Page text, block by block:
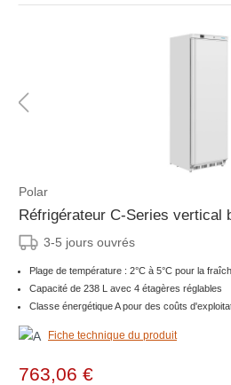
Polar
Réfrigérateur C-Series vertical
3-5 jours ouvrés
Plage de température : 2°C à 5°C pour la
Capacité de 238 L avec 4 étagères réglables
Classe énergétique A pour des coûts
Fiche technique du produit
763,06 €